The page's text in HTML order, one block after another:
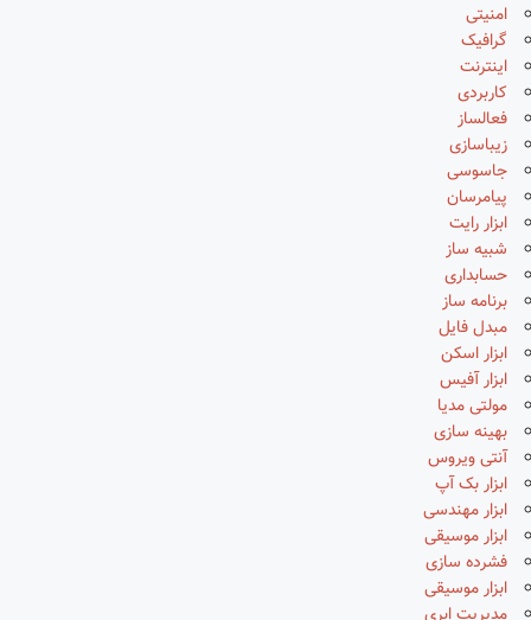
امنیتی
گرافیک
اینترنت
کاربردی
فعالساز
زیباسازی
جاسوسی
پیامرسان
ابزار رایت
شبیه ساز
حسابداری
برنامه ساز
مبدل فایل
ابزار اسکن
ابزار آفیس
مولتی مدیا
بهینه سازی
آنتی ویروس
ابزار بک آپ
ابزار مهندسی
ابزار موسیقی
فشرده سازی
ابزار موسیقی